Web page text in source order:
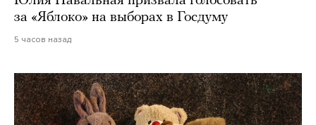
за «Яблоко» на выборах в Госдуму
5 часов назад